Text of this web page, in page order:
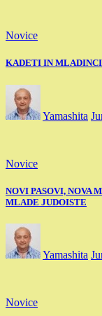
Novice
KADETI IN MLADINCI
Yamashita
Novice
NOVI PASOVI, NOVA
MLADE JUDOISTE
Yamashita
Novice